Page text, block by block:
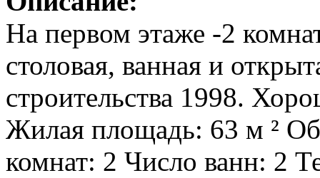
На первом этаже -2
столовая, ванная и
строительства 1998.
Жилая площадь: 63 м ²
комнат: 2 Число ванн: 2